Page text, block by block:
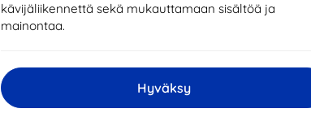
kävijäliikennettä sekä mukauttamaan sisältöä ja
mainontaa.
Hyväksy